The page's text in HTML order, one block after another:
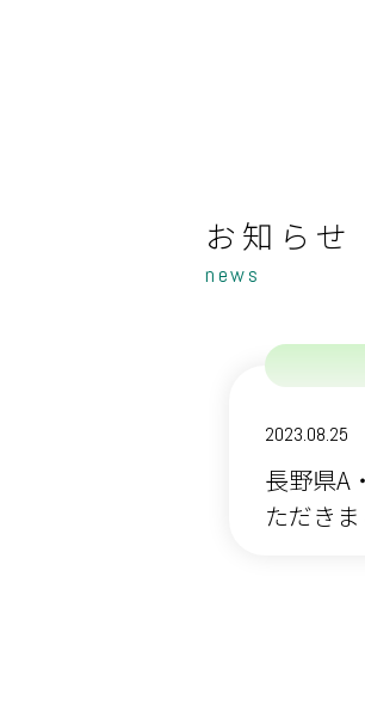
お知らせ
news
2023.08.25
長野県A
ただき